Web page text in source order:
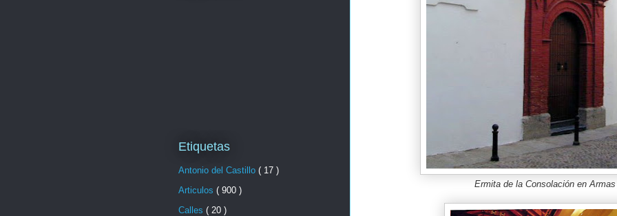
Ermita de la Consolación en
Etiquetas
Antonio del Castillo ( 17 )
Articulos ( 900 )
Calles ( 20 )